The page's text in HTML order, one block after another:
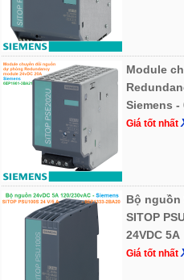
Module
Siemens -
Giá tốt nhất
Bộ nguồn
SITOP
24VDC 5A
Giá tốt nhất